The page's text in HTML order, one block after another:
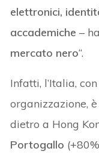
elettronici,
accademiche –
mercato nero“.
Infatti, l’Italia,
organizzazione,
dietro a Hong
Portogallo